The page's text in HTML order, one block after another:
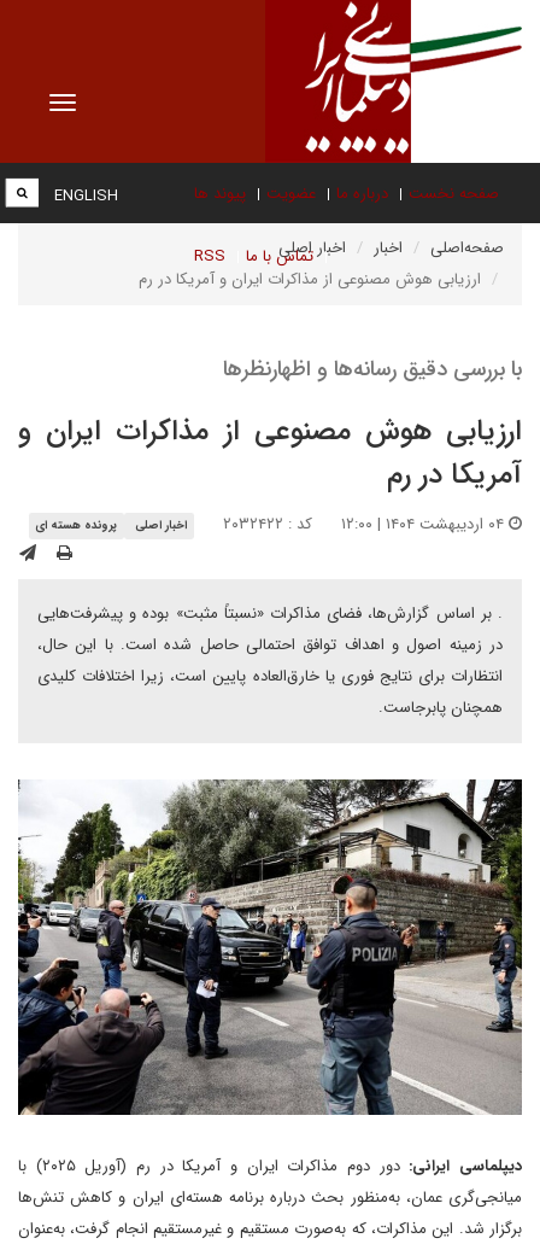
Toggle
صفحه نخست درباره ما عضویت پیوند ها
تماس با ما RSS
ENGLISH
صفحه‌اصلی اخبار
اخبار اصلی
ارزیابی هوش مصنوعی از مذاکرات ایران و آمریکا در رم
با بررسی دقیق رسانه‌ها و اظهارنظرها
ارزیابی هوش مصنوعی از مذاکرات ایران و
آمریکا در رم
کد : ۲۰۳۲۴۲۲ اخبار اصلی پرونده هسته ای
. بر اساس گزارش‌ها، فضای مذاکرات «نسبتاً مثبت» بوده و پیشرفت‌هایی
در زمینه اصول و اهداف توافق احتمالی حاصل شده است. با این حال،
انتظارات برای نتایج فوری یا خارق‌العاده پایین است، زیرا اختلافات کلیدی
همچنان پابرجاست.
دیپلماسی ایرانی:
دور دوم مذاکرات ایران و آمریکا در رم (آوریل ۲۰۲۵) با
میانجی‌گری عمان، به‌منظور بحث درباره برنامه هسته‌ای ایران و کاهش تنش‌ها
برگزار شد. این مذاکرات، که به‌صورت مستقیم و غیرمستقیم انجام گرفت، به‌عنوان